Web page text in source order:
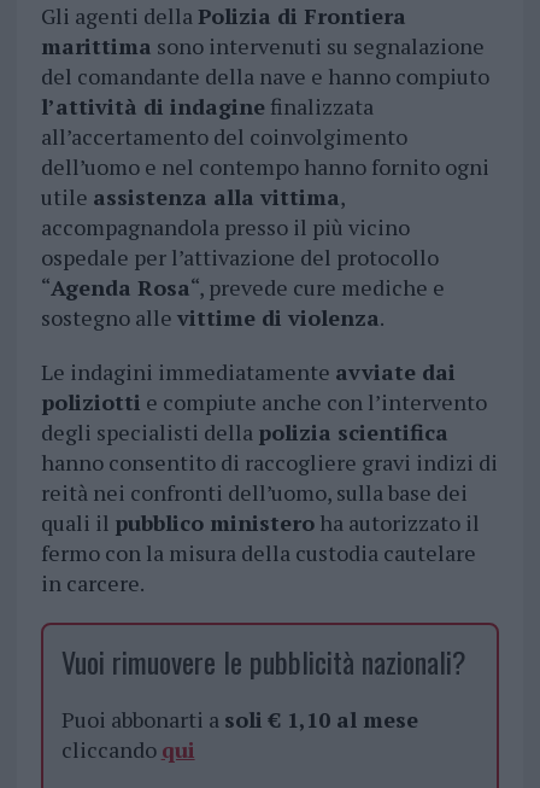
Gli agenti dellaPolizia di Frontiera
marittima sono intervenuti su segnalazione
del comandante della nave e hanno compiuto
l’attività di indaginefinalizzata
all’accertamento del coinvolgimento
dell’uomo e nel contempo hanno fornito ogni
utile assistenza alla vittima,
accompagnandola presso il più vicino
ospedale per l’attivazione del protocollo
“Agenda Rosa“, prevede cure mediche e
sostegno alle vittime di violenza.
Le indagini immediatamente avviate dai
poliziotti e compiute anche con l’intervento
degli specialisti della polizia scientifica
hanno consentito di raccogliere gravi indizi di
reità nei confronti dell’uomo, sulla base dei
quali il pubblico ministeroha autorizzato il
fermo con la misura della custodia cautelare
in carcere.
Vuoi rimuovere le pubblicità nazionali?
Puoi abbonarti a soli € 1,10 al mese
cliccando qui